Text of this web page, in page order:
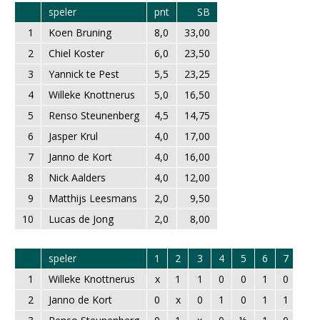
speler pnt
SB
1
Koen Bruning 8,0
33,00
2
Chiel Koster 6,0
23,50
3
Yannick te Pest 5,5
23,25
4
Willeke Knottnerus 5,0
16,50
5
Renso Steunenberg 4,5
14,75
6
Jasper Krul 4,0
17,00
7
Janno de Kort 4,0
16,00
8
Nick Aalders 4,0
12,00
9
Matthijs Leesmans 2,0
9,50
10
Lucas de Jong 2,0 8,00
speler 1 2 3 4 5 6 7
1
Willeke Knottnerus x 1 1 0 0 1 0
2
Janno de Kort 0 x 0 1 0 1 1